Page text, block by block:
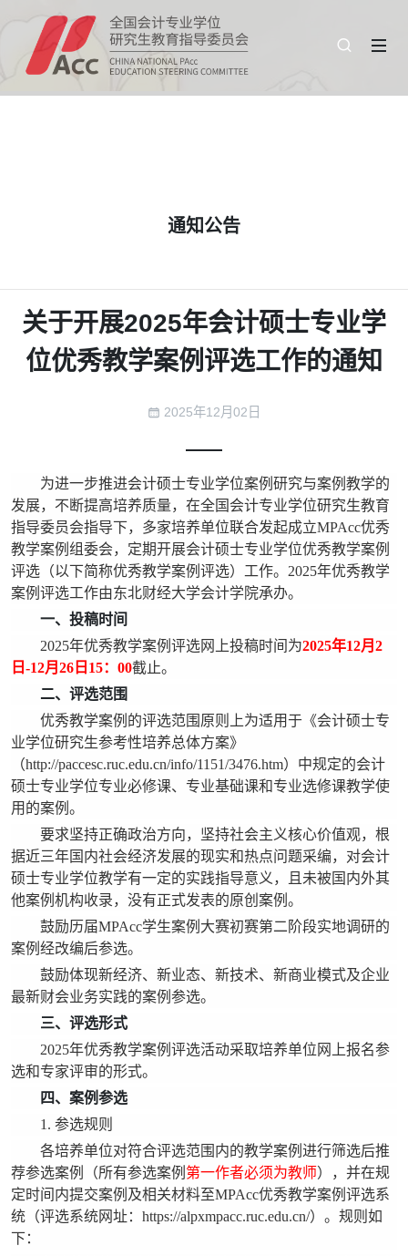
通知公告
关于开展2025年会计硕士专业学
位优秀教学案例评选工作的通知
2025年12月02日
为进一步推进会计硕士专业学位案例研究与案例教学的
发展，不断提高培养质量，在全国会计专业学位研究生教育
指导委员会指导下，多家培养单位联合发起成立MPAcc优秀
教学案例组委会，定期开展会计硕士专业学位优秀教学案例
评选（以下简称优秀教学案例评选）工作。2025年优秀教学
案例评选工作由东北财经大学会计学院承办。
一、投稿时间
2025年优秀教学案例评选网上投稿时间为2025年12月2
日-12月26日15：00截止。
二、评选范围
优秀教学案例的评选范围原则上为适用于《会计硕士专
业学位研究生参考性培养总体方案》
（http://paccesc.ruc.edu.cn/info/1151/3476.htm）中规定的会计
硕士专业学位专业必修课、专业基础课和专业选修课教学使
用的案例。
要求坚持正确政治方向，坚持社会主义核心价值观，根
据近三年国内社会经济发展的现实和热点问题采编，对会计
硕士专业学位教学有一定的实践指导意义，且未被国内外其
他案例机构收录，没有正式发表的原创案例。
鼓励历届MPAcc学生案例大赛初赛第二阶段实地调研的
案例经改编后参选。
鼓励体现新经济、新业态、新技术、新商业模式及企业
最新财会业务实践的案例参选。
三、评选形式
2025年优秀教学案例评选活动采取培养单位网上报名参
选和专家评审的形式。
四、案例参选
1. 参选规则
各培养单位对符合评选范围内的教学案例进行筛选后推
荐参选案例
（所有参选案例 第一作者必须为教师），并在规
定时间内提交案例及相关材料至MPAcc优秀教学案例评选系
统（评选系统网址： https://alpxmpacc.ruc.edu.cn/）。规则如
下：